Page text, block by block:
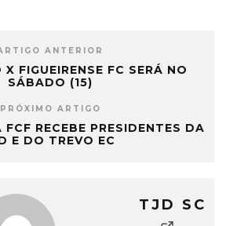
ANTERIOR
FIGUEIRENSE FC SERÁ NO
SÁBADO (15)
PRÓXIMO ARTIGO
FCF RECEBE PRESIDENTES DA
E DO TREVO EC
TJD SC